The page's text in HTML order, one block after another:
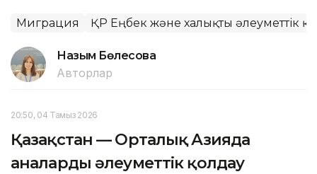
Миграция ҚР Еңбек және халықты әлеуметтік
Назым Бөлесова
Авторлар
20:50, 04 Тамыз 2026
Қазақстан — Орталық Азияда
аналарды әлеуметтік қолдау